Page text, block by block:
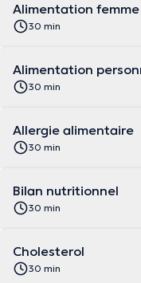
Alimentation
30 min
Alimentation
30 min
Allergie alimentaire
30 min
Bilan nutritionnel
30 min
Cholesterol
30 min